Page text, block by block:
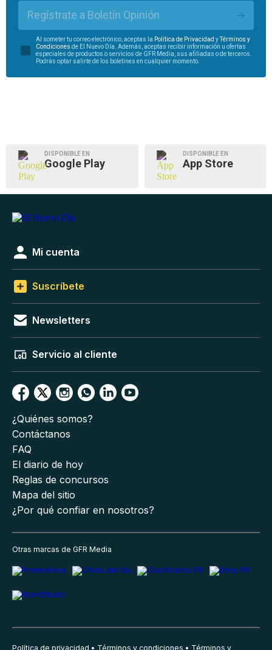
Regístrate a Boletín Opinión
Al someter tu correo electrónico, aceptas la Política de Privacidad yTérminos y
Condiciones de El Nuevo Día. Además, aceptas recibir información u ofertas
especiales de productos o servicios de GFR Media, sus afiliadas o de terceros.
Podrás optar salirte de los boletines en cualquier momento.
DISPONIBLE EN
Google Play
DISPONIBLE EN
App Store
Mi cuenta
Suscríbete
Newsletters
Servicio al cliente
¿Quiénes somos?
Contáctanos
FAQ
El diario de hoy
Reglas de concursos
Mapa del sitio
¿Por qué confiar en nosotros?
Otras marcas de GFR Media
Política de privacidad Términos y condiciones Términos y